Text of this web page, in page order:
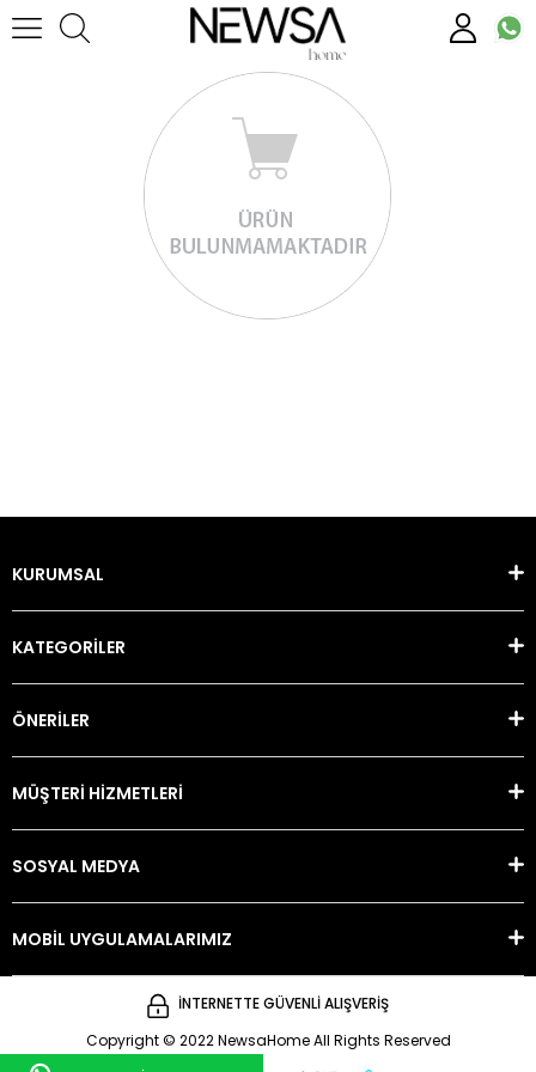
KURUMSAL
KATEGORİLER
ÖNERİLER
MÜŞTERİ HİZMETLERİ
SOSYAL MEDYA
MOBİL UYGULAMALARIMIZ
İNTERNETTE GÜVENLİ ALIŞVERİŞ
Copyright © 2022 NewsaHome All Rights Reserved